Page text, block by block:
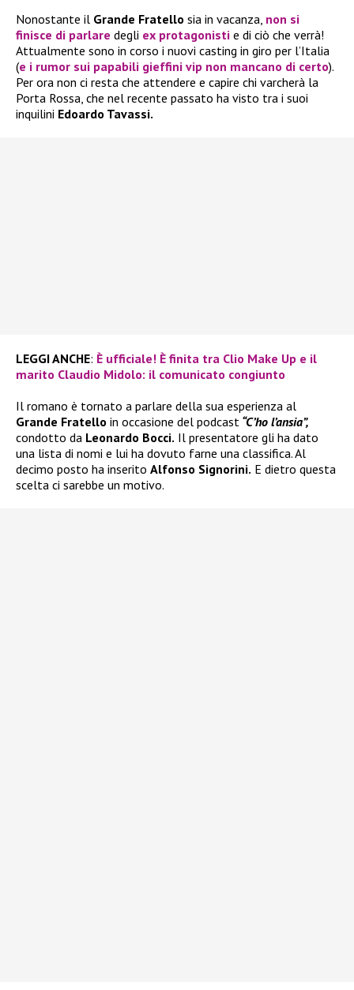
Nonostante il Grande Fratello sia in vacanza, non si
finisce di parlare degli ex protagonisti e di ciò che verrà!
Attualmente sono in corso i nuovi casting in giro per l’Italia
(e i rumor sui papabili gieffini vip non mancano di certo).
Per ora non ci resta che attendere e capire chi varcherà la
Porta Rossa, che nel recente passato ha visto tra i suoi
inquilini Edoardo Tavassi.
LEGGI ANCHE: È ufficiale! È finita tra Clio Make Up e il
marito Claudio Midolo: il comunicato congiunto
Il romano è tornato a parlare della sua esperienza al
Grande Fratello in occasione del podcast “C’ho l’ansia”,
condotto da Leonardo Bocci. Il presentatore gli ha dato
una lista di nomi e lui ha dovuto farne una classifica. Al
decimo posto ha inserito Alfonso Signorini. E dietro questa
scelta ci sarebbe un motivo.